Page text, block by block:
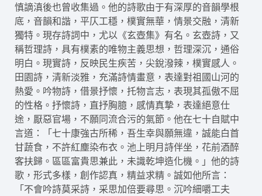
慎謫滇後也曾收集過。他的詩歌由于有深厚的音韻學根
底，音韻和諧，平仄工穩，樸實無華，情景交融，清新
獨特。現存詩詞中，尤以《玄壺集》有名。玄壺詩，又
稱哲理詩，具有樸素的唯物主義思想，哲理深沉，通俗
明白。現實詩，反映民生疾苦，尖銳潑辣，樸實感人。
田園詩，清新淡雅，充滿詩情畫意，表達對祖國山河的
熱愛。吟物詩，借景抒懷，托物言志，表現其孤傲不屈
的性格。抒懷詩，直抒胸臆，感情真摯，表達絕意仕
途，厭惡官場，不願同流合污的氣節。他在七十自賦中
言道：「七十康強古所稀，吾生幸與願無違，誠能白首
甘蔬食，不許紅塵染布衣。池上明月詩伴坐，花前酒醉
客扶歸。區區富貴思兼此，未識乾坤造化機。」他的詩
歌，形式多樣，創作認真，精益求精。誠如他所言：
「不會吟詩莫采詩，采思加倍要尋思。沉吟細嚼工夫